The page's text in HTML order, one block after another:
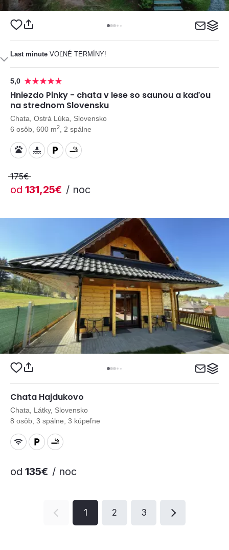
Last minute VOĽNÉ TERMÍNY!
5,0
Hniezdo Pinky - chata v lese so saunou a kaďou
na strednom Slovensku
Chata, Ostrá Lúka, Slovensko
6 osôb, 600 m2 , 2 spálne
175€
od 131,25€ / noc
Chata Hajdukovo
Chata, Látky, Slovensko
8 osôb, 3 spálne, 3 kúpeľne
od 135€ / noc
1 2 3